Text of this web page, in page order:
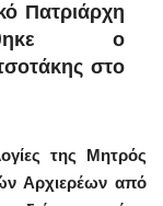
Πατριάρχη
ο
στο
της Μητρός
Αρχιερέων από